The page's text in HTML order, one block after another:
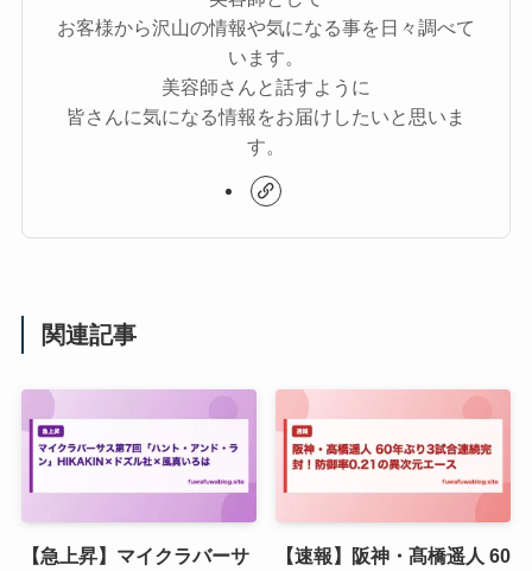
お客様から沢山の情報や気になる事を日々調べて
います。
美容師さんと話すように
皆さんに気になる情報をお届けしたいと思いま
す。
関連記事
【急上昇】マイクラバーサ
【速報】阪神・髙橋遥人 60